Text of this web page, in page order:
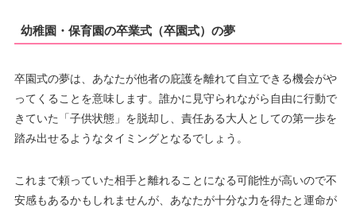
幼稚園・保育園の卒業式（卒園式）の夢
卒園式の夢は、あなたが他者の庇護を離れて自立できる機会がや
ってくることを意味します。誰かに見守られながら自由に行動で
きていた「子供状態」を脱却し、責任ある大人としての第一歩を
踏み出せるようなタイミングとなるでしょう。
これまで頼っていた相手と離れることになる可能性が高いので不
安感もあるかもしれませんが、あなたが十分な力を得たと運命が